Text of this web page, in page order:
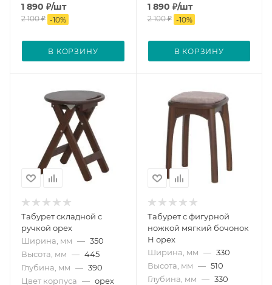
1 890 ₽/шт
2 100₽ -10%
В КОРЗИНУ
1 890 ₽/шт
2 100₽ -10%
В КОРЗИНУ
Табурет складной с
ручкой орех
Ширина, мм — 350
Высота, мм — 445
Глубина, мм — 390
Цвет корпуса — орех
Табурет с фигурной
ножкой мягкий бочонок
Н орех
Ширина, мм — 330
Высота, мм — 510
Глубина, мм — 330